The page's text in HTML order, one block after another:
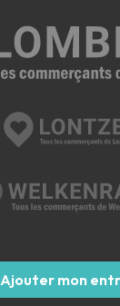
Ajouter mon